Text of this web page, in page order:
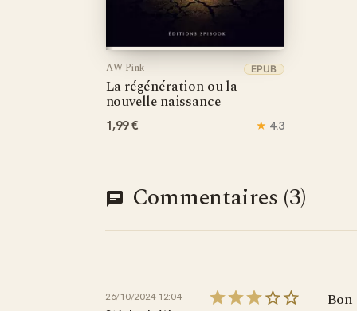
AW Pink
La régénération ou la
nouvelle naissance
EPUB
1,99 € ★ 4.3
Commentaires (3)
26/10/2024 12:04